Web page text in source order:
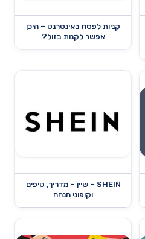
קניות לפסח באינטרנט – היכן
אפשר לקנות בזול?
SHEIN – שיין – מדריך, טיפים
וקופוני הנחה